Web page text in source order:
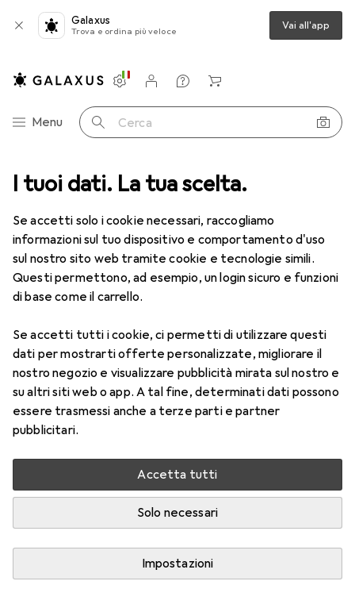
I tuoi dati. La tua scelta.
Se accetti solo i cookie necessari, raccogliamo
informazioni sul tuo dispositivo e comportamento d'uso
sul nostro sito web tramite cookie e tecnologie simili.
Questi permettono, ad esempio, un login sicuro e funzioni
di base come il carrello.
Se accetti tutti i cookie, ci permetti di utilizzare questi
dati per mostrarti offerte personalizzate, migliorare il
nostro negozio e visualizzare pubblicità mirata sul nostro e
su altri siti web o app. A tal fine, determinati dati possono
essere trasmessi anche a terze parti e partner
pubblicitari.
Accetta tutti
Solo necessari
Impostazioni
Galaxus
Trova e ordina più veloce Vai all'app
Categoria Navigazione
Menu Cerca
Impostazioni
Conto cliente
Liste di confronto
Liste dei desideri
Carrello
Lenti a contatto Air Optix HydraGlyde per l'astigmatismo 6
1 Immagine
Air Optix HydraGlyde per
-6.5, Obiettivo mensile, 6 pz., Torico
Prezzo in EUR IVA incl.
EUR
49,16 EUR
8,20/1pz.
Consegna tra lun, 17/8 e mer, 19/8
Più di 10 pezzi in stock presso il fornitore
Aggiungi al carrello